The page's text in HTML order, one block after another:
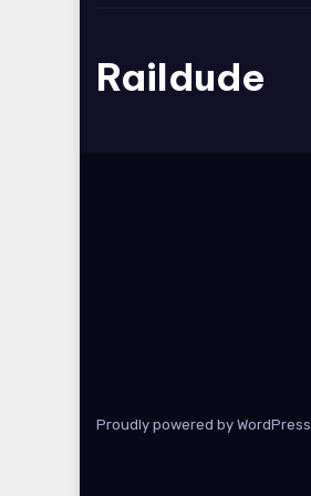
Raildude
Proudly powered by WordPress